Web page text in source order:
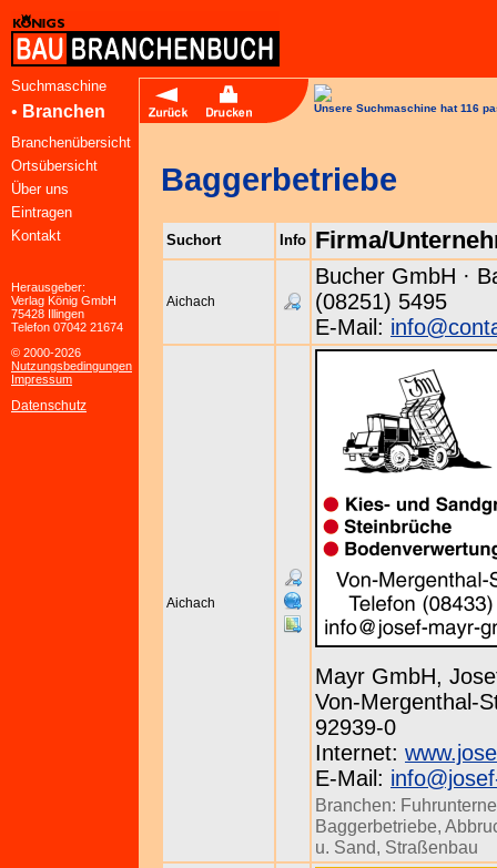
Suchmaschine
• Branchen
Branchenübersicht
Ortsübersicht
Über uns
Eintragen
Kontakt
Herausgeber:
Verlag König GmbH
75428 Illingen
Telefon 07042 21674
© 2000-2026
Nutzungsbedingungen
Impressum
Datenschutz
Unsere Suchmaschine hat 116
Baggerbetriebe
Suchort Info Firma/
Aichach
Bucher GmbH ·
(08251) 5495
E-Mail:
Aichach
Mayr GmbH,
Von-Mergenthal-
92939-0
Internet:
E-Mail:
Branchen:
Baggerbetriebe,
u. Sand, Straßenbau